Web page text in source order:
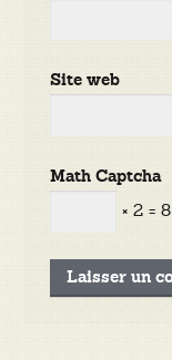
Site web
Math Captcha
× 2 = 8